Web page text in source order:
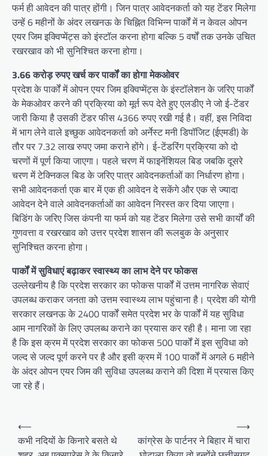
फर्म ही आवेदन की पात्र होंगी। जिन पात्र आवेदनकर्ता को यह टेंडर मिलेगा
उन्हें 6 महीनों के अंदर लखनऊ के चिह्नित विभिन्न पार्कों में न केवल ओपन
एयर जिम इक्विप्मेंट्स को इंस्टॉल करना होगा बल्कि 5 वर्षों तक उनके उचित
रखरखाव को भी सुनिश्चित करना होगा।
3.66 करोड़ रुपए खर्च कर पार्कों का होगा मेकओवर
प्रदेश के पार्कों में ओपन एयर जिम इक्विप्मेंट्स के इंस्टॉलेशन के जरिए पार्कों
के मेकओवर करने की प्रक्रिया को मूर्त रूप देते हुए एलडीए ने जो ई-टेंडर
जारी किया है उसकी टेंडर फीस 4366 रुपए रखी गई है। वहीं, इस निविदा
में भाग लेने वाले इच्छुक आवेदनकर्ता को अर्नेस्ट मनी डिपॉजिट (ईएमडी) के
तौर पर 7.32 लाख रुपए जमा कराने होंगे। ई-टेंडरिंग प्रक्रिया को दो
चरणों में पूर्ण किया जाएगा। पहले चरण में फाइनेंशियल बिड जबकि दूसरे
चरण में टेक्निकल बिड के जरिए पात्र आवेदनकर्ताओं का निर्धारण होगा।
सभी आवेदनकर्ता एक बार में एक ही आवेदन दे सकेंगे और एक से ज्यादा
आवेदन देने वाले आवेदनकर्ताओं का आवेदन निरस्त कर दिया जाएगा।
बिडिंग के जरिए जिस कंपनी या फर्म को यह टेंडर मिलेगा उसे सभी कार्यों की
गुणवत्ता व रखरखाव को उत्तर प्रदेश शासन की रूलबुक के अनुसार
सुनिश्चित करना होगा।
पार्कों में सुविधाएं बढ़ाकर स्वास्थ्य का लाभ देने पर फोकस
उल्लेखनीय है कि प्रदेश सरकार का फोकस पार्कों में उत्तम नागरिक सेवाएं
उपलब्ध कराकर जनता को उत्तम स्वास्थ्य लाभ पहुंचाना है। प्रदेश की योगी
सरकार लखनऊ के 2400 पार्कों समेत प्रदेश भर के पार्कों में यह सुविधा
आम नागरिकों के लिए उपलब्ध कराने का प्रयास कर रही है। माना जा रहा
है कि इस क्रम में प्रदेश सरकार का फोकस 500 पार्कों में इस सुविधा को
जल्द से जल्द पूर्ण करने पर है और इसी क्रम में 100 पार्कों में अगले 6 महीने
के अंदर ओपन एयर जिम की सुविधा उपलब्ध कराने की दिशा में प्रयास किए
जा रहे हैं।
Post
navigation
⟵
कभी नदियों के किनारे बसते थे
कांग्रेस के पार्टनर ने बिहार में चारा
⟶